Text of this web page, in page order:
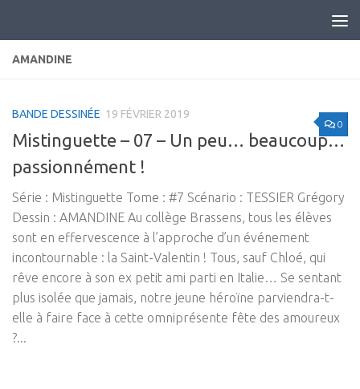
AMANDINE
0
BANDE DESSINÉE 19 FÉVRIER 2019
Mistinguette – 07 – Un peu… beaucoup…
passionnément !
Série : Mistinguette Tome : #7 Scénario : TESSIER Grégory
Dessin : AMANDINE Au collège Brassens, tous les élèves
sont en effervescence à l’approche d’un événement
incontournable : la Saint-Valentin ! Tous, sauf Chloé, qui
rêve encore à son ex petit ami parti en Italie… Se sentant
plus isolée que jamais, notre jeune héroïne parviendra-t-
elle à faire face à cette omniprésente fête des amoureux
?...